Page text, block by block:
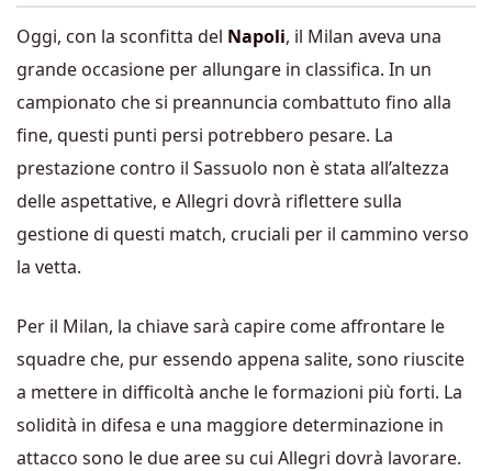
Oggi, con la sconfitta del Napoli, il Milan aveva una
grande occasione per allungare in classifica. In un
campionato che si preannuncia combattuto fino alla
fine, questi punti persi potrebbero pesare. La
prestazione contro il Sassuolo non è stata all’altezza
delle aspettative, e Allegri dovrà riflettere sulla
gestione di questi match, cruciali per il cammino verso
la vetta.
Per il Milan, la chiave sarà capire come affrontare le
squadre che, pur essendo appena salite, sono riuscite
a mettere in difficoltà anche le formazioni più forti. La
solidità in difesa e una maggiore determinazione in
attacco sono le due aree su cui Allegri dovrà lavorare.